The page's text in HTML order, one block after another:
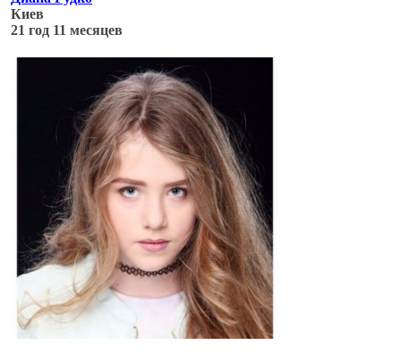
Обновлено: 06.07.17
Киев
21 год 11 месяцев